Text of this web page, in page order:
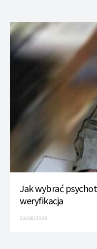
Jak wybrać
weryfikacja
23/06/2026